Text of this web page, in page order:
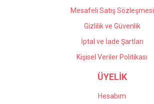
Mesafeli Satış Sözleşmesi
Gizlilik ve Güvenlik
İptal ve İade Şartları
Kişisel Veriler Politikası
ÜYELİK
Hesabım